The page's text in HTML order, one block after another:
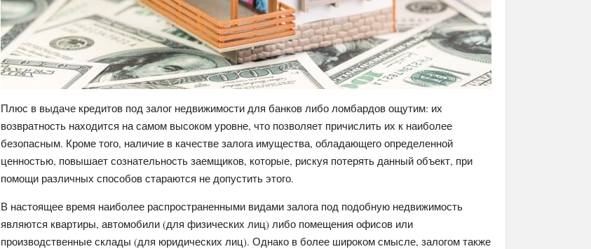
Плюс в выдаче кредитов под залог недвижимости для банков либо ломбардов ощутим: их
возвратность находится на самом высоком уровне, что позволяет причислить их к наиболее
безопасным. Кроме того, наличие в качестве залога имущества, обладающего определенной
ценностью, повышает сознательность заемщиков, которые, рискуя потерять данный объект, при
помощи различных способов стараются не допустить этого.
В настоящее время наиболее распространенными видами залога под подобную недвижимость
являются квартиры, автомобили (для физических лиц) либо помещения офисов или
производственные склады (для юридических лиц). Однако в более широком смысле, залогом также